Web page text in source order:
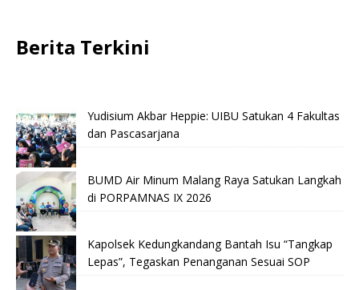
Berita Terkini
Yudisium Akbar Heppie: UIBU Satukan 4 Fakultas
dan Pascasarjana
BUMD Air Minum Malang Raya Satukan Langkah
di PORPAMNAS IX 2026
Kapolsek Kedungkandang Bantah Isu “Tangkap
Lepas”, Tegaskan Penanganan Sesuai SOP